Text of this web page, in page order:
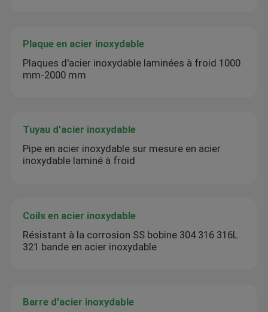
Plaque en acier inoxydable
Plaques d'acier inoxydable laminées à froid 1000
mm-2000 mm
Tuyau d'acier inoxydable
Pipe en acier inoxydable sur mesure en acier
inoxydable laminé à froid
Coils en acier inoxydable
Résistant à la corrosion SS bobine 304 316 316L
321 bande en acier inoxydable
Barre d'acier inoxydable